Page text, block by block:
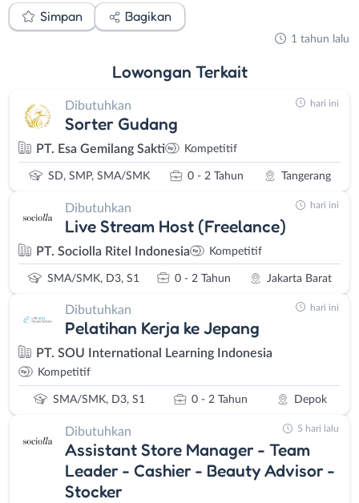
Simpan Bagikan
1 tahun lalu
Lowongan Terkait
Dibutuhkan
Sorter Gudang
PT. Esa Gemilang Sakti Kompetitif
SD, SMP, SMA/SMK 0 - 2 Tahun Tangerang
hari ini
Dibutuhkan
Live Stream Host (Freelance)
PT. Sociolla Ritel Indonesia Kompetitif
SMA/SMK, D3, S1 0 - 2 Tahun Jakarta Barat
hari ini
Dibutuhkan
Pelatihan Kerja ke Jepang
PT. SOU International Learning Indonesia
Kompetitif
SMA/SMK, D3, S1 0 - 2 Tahun Depok
hari ini
Dibutuhkan
Assistant Store Manager - Team
Leader - Cashier - Beauty Advisor -
Stocker
5 hari lalu